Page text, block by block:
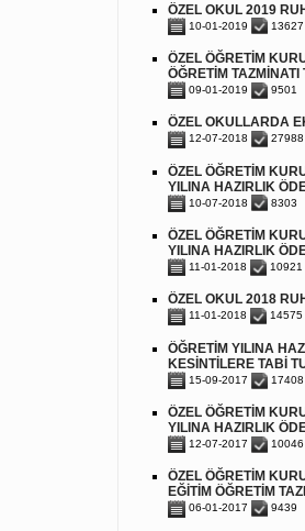
ÖZEL OKUL 2019
10-01-2019 13627
ÖZEL ÖĞRETİM
ÖĞRETİM
09-01-2019 9501
ÖZEL OKULLARDA
12-07-2018 27988
ÖZEL ÖĞRETİM
YILINA HAZIRLIK
10-07-2018 8303
ÖZEL ÖĞRETİM
YILINA HAZIRLIK
11-01-2018 10921
ÖZEL OKUL 2018
11-01-2018 14575
ÖĞRETİM YILINA
KESİNTİLERE TABİ
15-09-2017 17408
ÖZEL ÖĞRETİM
YILINA HAZIRLIK
12-07-2017 10046
ÖZEL ÖĞRETİM
EĞİTİM ÖĞRETİM
06-01-2017 9439